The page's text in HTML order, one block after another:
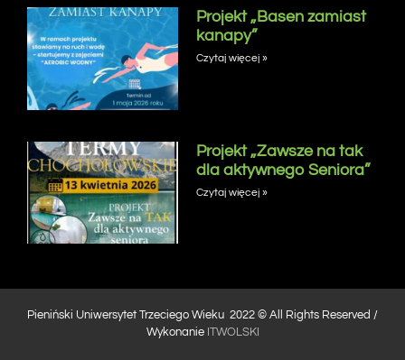
Projekt „Basen zamiast
kanapy”
Czytaj więcej »
Projekt „Zawsze na tak
dla aktywnego Seniora”
Czytaj więcej »
Pieniński Uniwersytet Trzeciego Wieku 2022 © All Rights Reserved /
Wykonanie ITWOLSKI